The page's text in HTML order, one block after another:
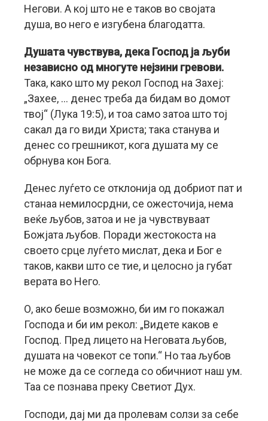
Негови. А кој што не е таков во својата
душа, во него е изгубена благодатта.
Душата чувствува, дека Господ ја љуби
независно од многуте нејзини гревови.
Така, како што му рекол Господ на Захеј:
„Захее, … денес треба да бидам во домот
твој“ (Лука 19:5), и тоа само затоа што тој
сакал да го види Христа; така станува и
денес со грешникот, кога душата му се
обрнува кон Бога.
Денес луѓето се отклонија од добриот пат и
станаа немилосрдни, се ожесточија, нема
веќе љубов, затоа и не ја чувствуваат
Божјата љубов. Поради жестокоста на
своето срце луѓето мислат, дека и Бог е
таков, какви што се тие, и целосно ја губат
верата во Него.
О, ако беше возможно, би им го покажал
Господа и би им рекол: „Видете каков е
Господ. Пред лицето на Неговата љубов,
душата на човекот се топи.“ Но таа љубов
не може да се согледа со обичниот наш ум.
Таа се познава преку Светиот Дух.
Господи, дај ми да пролевам солзи за себе